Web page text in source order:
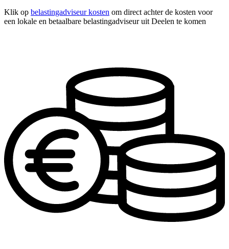
Klik op belastingadviseur kosten om direct achter de kosten voor
een lokale en betaalbare belastingadviseur uit Deelen te komen